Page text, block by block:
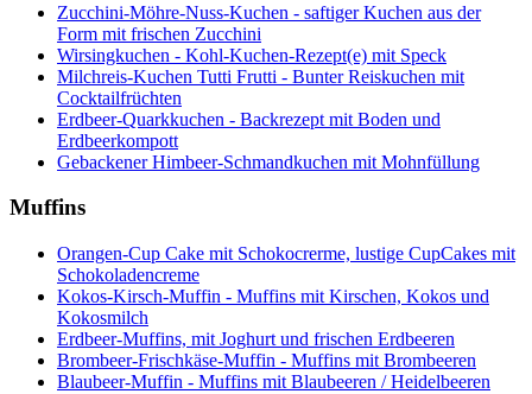
Zucchini-Möhre-Nuss-Kuchen - saftiger Kuchen aus der
Form mit frischen Zucchini
Wirsingkuchen - Kohl-Kuchen-Rezept(e) mit Speck
Milchreis-Kuchen Tutti Frutti - Bunter Reiskuchen mit
Cocktailfrüchten
Erdbeer-Quarkkuchen - Backrezept mit Boden und
Erdbeerkompott
Gebackener Himbeer-Schmandkuchen mit Mohnfüllung
Muffins
Orangen-Cup Cake mit Schokocrerme, lustige CupCakes mit
Schokoladencreme
Kokos-Kirsch-Muffin - Muffins mit Kirschen, Kokos und
Kokosmilch
Erdbeer-Muffins, mit Joghurt und frischen Erdbeeren
Brombeer-Frischkäse-Muffin - Muffins mit Brombeeren
Blaubeer-Muffin - Muffins mit Blaubeeren / Heidelbeeren